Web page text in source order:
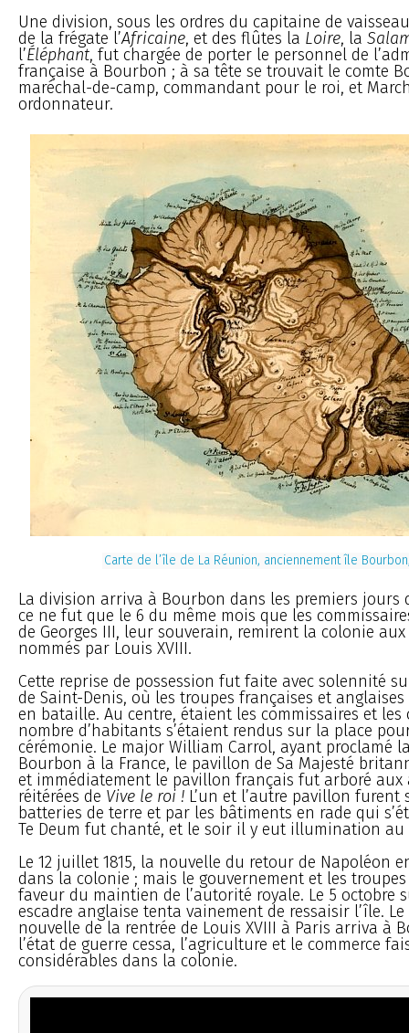
Une division, sous les ordres du capitaine de
de la frégate l’Africaine, et des flûtes la Loire, la
l’Éléphant, fut chargée de porter le personnel de
française à Bourbon ; à sa tête se trouvait le comte
maréchal-de-camp, commandant pour le roi, et
ordonnateur.
Carte de l’île de La Réunion, anciennement île
La division arriva à Bourbon dans les premiers jours
ce ne fut que le 6 du même mois que les
de Georges III, leur souverain, remirent la colonie
nommés par Louis XVIII.
Cette reprise de possession fut faite avec solennité
de Saint-Denis, où les troupes françaises et anglaises
en bataille. Au centre, étaient les commissaires et
nombre d’habitants s’étaient rendus sur la place
cérémonie. Le major William Carrol, ayant proclamé
Bourbon à la France, le pavillon de Sa Majesté
et immédiatement le pavillon français fut arboré aux
réitérées de Vive le roi ! L’un et l’autre pavillon furent
batteries de terre et par les bâtiments en rade qui
Te Deum fut chanté, et le soir il y eut illumination
Le 12 juillet 1815, la nouvelle du retour de Napoléon
dans la colonie ; mais le gouvernement et les
faveur du maintien de l’autorité royale. Le 5 octobre
escadre anglaise tenta vainement de ressaisir l’île. Le
nouvelle de la rentrée de Louis XVIII à Paris arriva à
l’état de guerre cessa, l’agriculture et le commerce
considérables dans la colonie.